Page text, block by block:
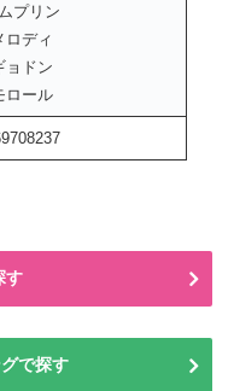
プリン
ロディ
ョドン
ロール
す
で探す